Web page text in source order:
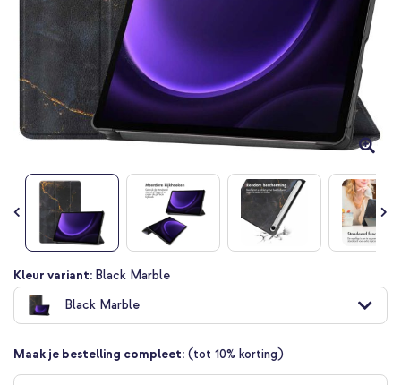
Ga
naar
begin
de
afbeeldingen-
Kleur variant: Black Marble
Black Marble
Maak je bestelling compleet: (tot 10% korting)